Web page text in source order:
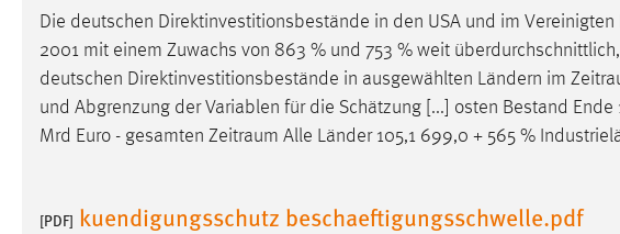
Die deutschen Direktinvestitionsbestände in den USA und im
2001 mit einem Zuwachs von 863 % und 753 % weit
deutschen Direktinvestitionsbestände in ausgewählten Ländern im
und Abgrenzung der Variablen für die Schätzung [...] osten Bestand
Mrd Euro - gesamten Zeitraum Alle Länder 105,1 699,0 + 565 %
[PDF] kuendigungsschutz beschaeftigungsschwelle.pdf